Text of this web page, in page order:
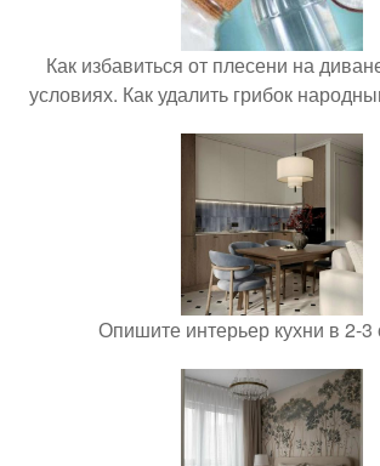
Как избавиться от плесени на
условиях. Как удалить грибок
Опишите интерьер кухни в 2-3